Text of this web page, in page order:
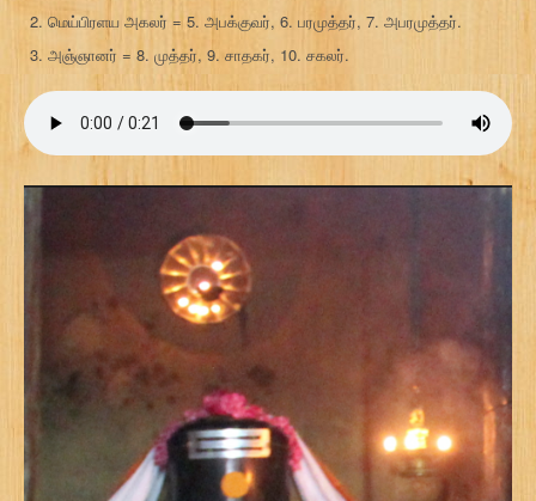
மெய்பிரளய அகலர் = 5. அபக்குவர், 6. பரமுத்தர், 7. அபரமுத்தர்.
அஞ்ஞானர் = 8. முத்தர், 9. சாதகர், 10. சகலர்.